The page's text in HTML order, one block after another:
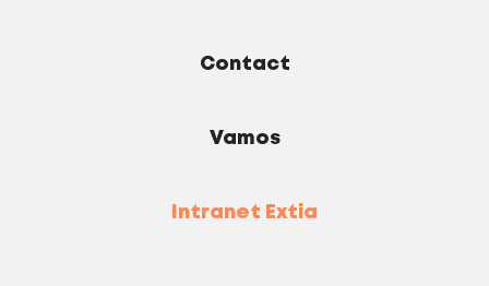
Contact
Vamos
Intranet Extia